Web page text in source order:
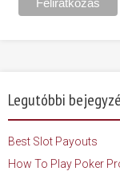
Legutóbbi
Best Slot Payouts
How To Play Poker